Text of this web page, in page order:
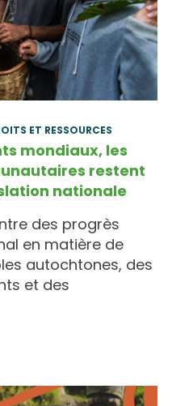
ET RESSOURCES
mondiaux, les
restent
nationale
des progrès
en matière de
autochtones, des
et des